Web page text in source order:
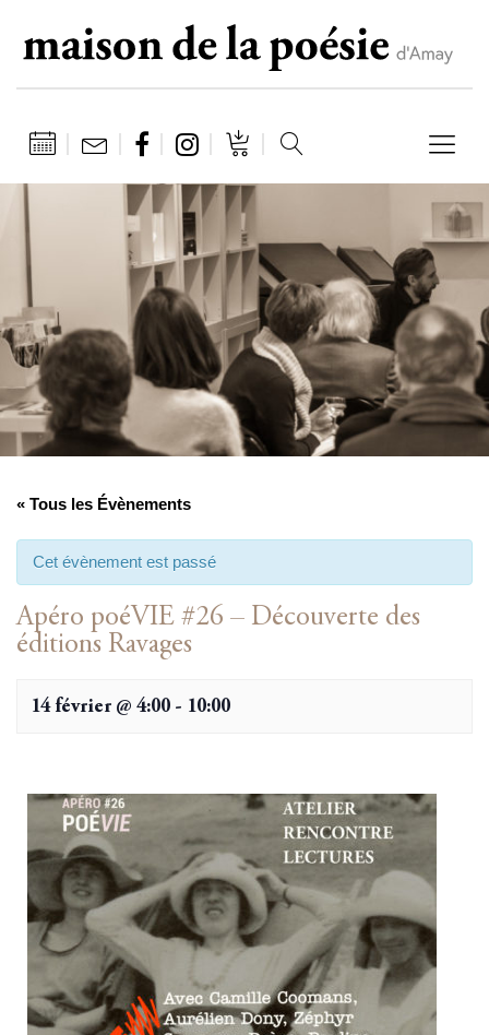
« Tous les Évènements
Cet évènement est passé
Apéro poéVIE #26 – Découverte des
éditions Ravages
14 février @ 4:00 - 10:00